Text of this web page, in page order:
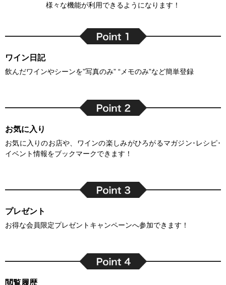
様々な機能が利用できるようになります！
ワイン日記
飲んだワインやシーンを”写真のみ” “メモのみ”など簡単登録
お気に入り
お気に入りのお店や、ワインの楽しみがひろがるマガジン･レシピ･
イベント情報をブックマークできます！
プレゼント
お得な会員限定プレゼントキャンペーンへ参加できます！
閲覧履歴